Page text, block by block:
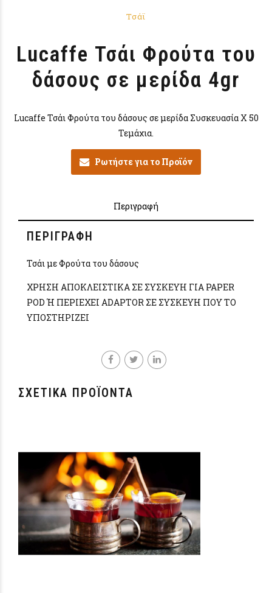
Τσάϊ
Lucaffe Τσάι Φρούτα του
δάσους σε μερίδα 4gr
Lucaffe Τσάι Φρούτα του δάσους σε μερίδα Συσκευασία X 50
Τεμάχια.
Ρωτήστε για το Προϊόν
Περιγραφή
ΠΕΡΙΓΡΑΦΉ
Τσάι με Φρούτα του δάσους
ΧΡΗΣΗ ΑΠΟΚΛΕΙΣΤΙΚΑ ΣΕ ΣΥΣΚΕΥΗ ΓΙΑ PAPER
POD Ή ΠΕΡΙΕΧΕΙ ADAPTOR ΣΕ ΣΥΣΚΕΥΗ ΠΟΥ ΤΟ
ΥΠΟΣΤΗΡΙΖΕΙ
ΣΧΕΤΙΚΆ ΠΡΟΪΌΝΤΑ